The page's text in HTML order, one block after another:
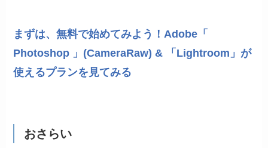
まずは、無料で始めてみよう！Adobe「
Photoshop 」(CameraRaw) & 「Lightroom」が
使えるプランを見てみる
おさらい